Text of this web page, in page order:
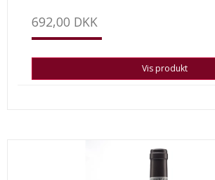
692,00 DKK
Vis produkt